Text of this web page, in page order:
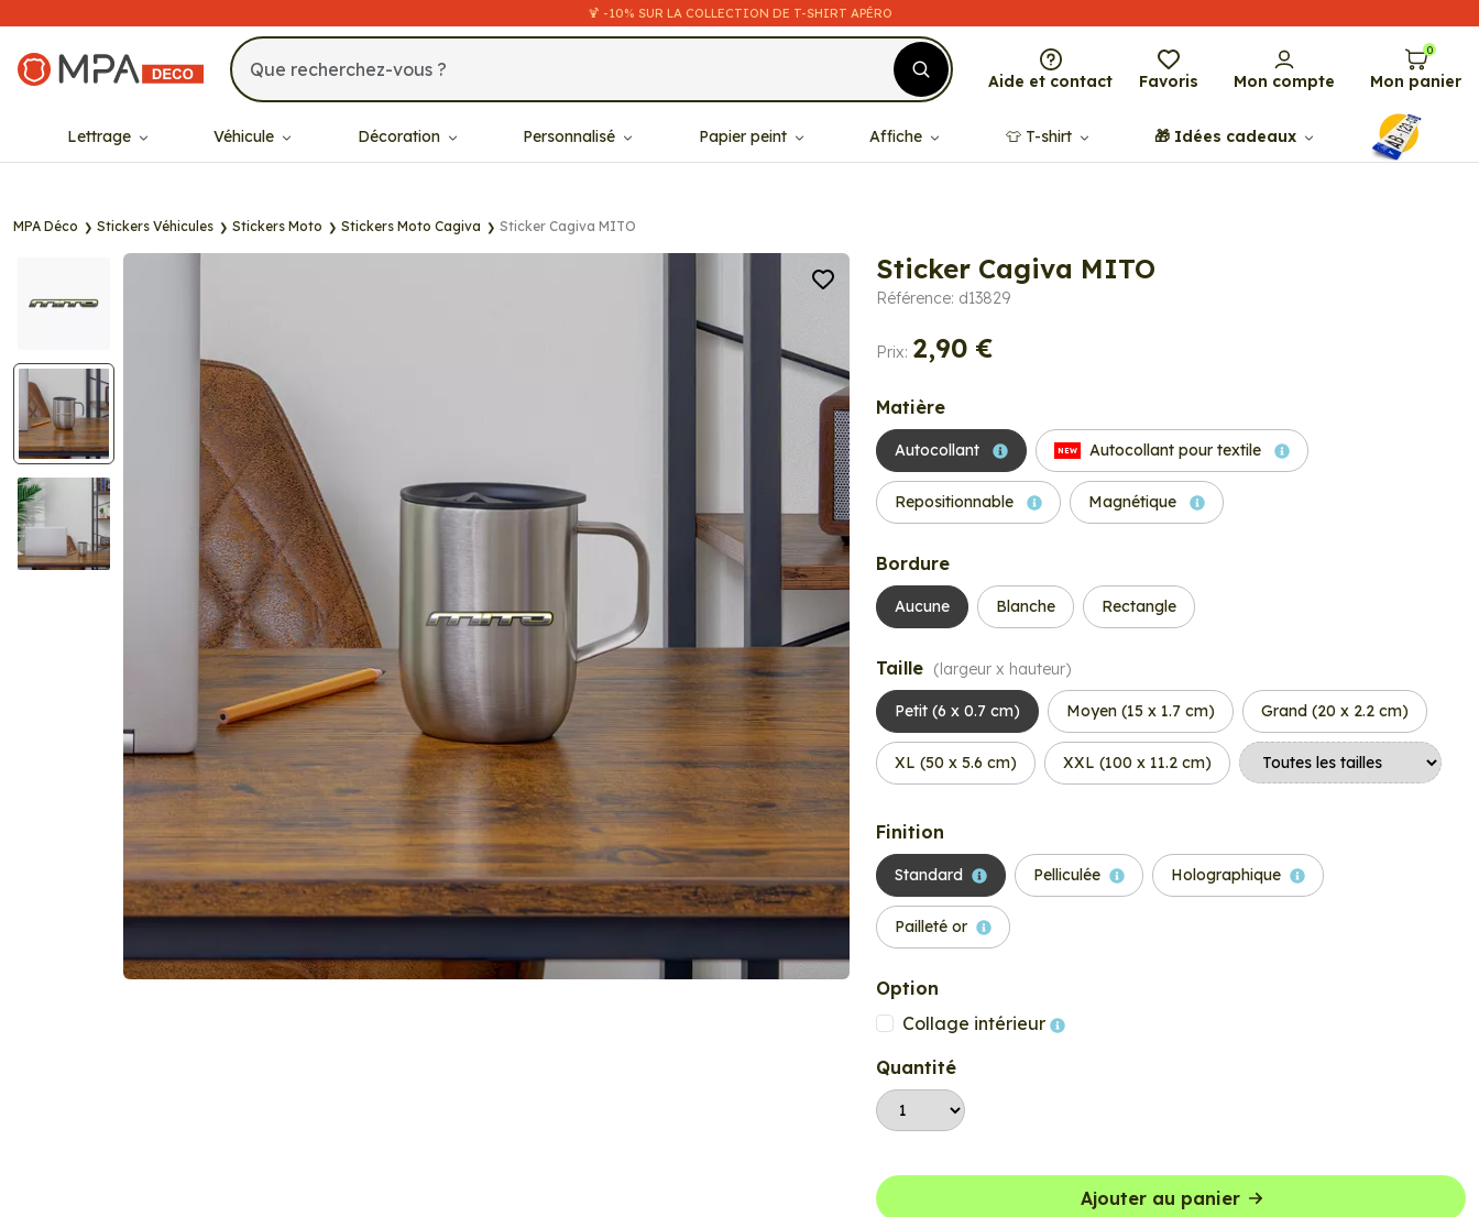
🍹 -10% SUR LA COLLECTION DE T-SHIRT APÉRO
MPA Déco
Aide et contact Favoris Mon compte
0
Mon panier
Lettrage Véhicule Décoration Personnalisé Papier peint Affiche 👕​​ T-shirt 🎁​ Idées cadeaux
MPA Déco Stickers Véhicules Stickers Moto Stickers Moto Cagiva Sticker Cagiva MITO
Sticker Cagiva MITO
Référence: d13829
Prix: 2,90 €
Matière
Autocollant NEW Autocollant pour textile
Repositionnable Magnétique
Bordure
Aucune Blanche Rectangle
Taille (largeur x hauteur)
Petit (6 x 0.7 cm) Moyen (15 x 1.7 cm) Grand (20 x 2.2 cm)
XL (50 x 5.6 cm) XXL (100 x 11.2 cm)
Finition
Standard Pelliculée Holographique
Pailleté or
Option
Collage intérieur
Quantité
Ajouter au panier